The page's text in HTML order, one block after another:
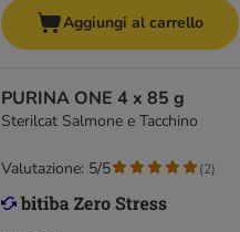
Aggiungi al carrello
PURINA ONE 4 x 85 g
Sterilcat Salmone e Tacchino
Valutazione: 5/5 (2)